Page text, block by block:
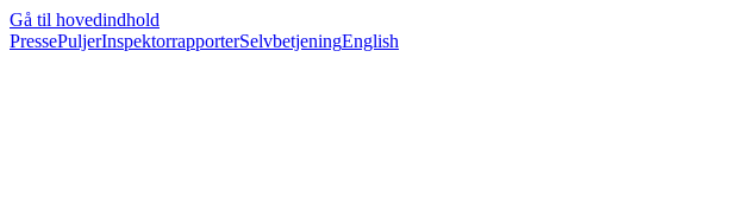
Gå til hovedindhold
PressePuljerInspektorrapporterSelvbetjeningEnglish